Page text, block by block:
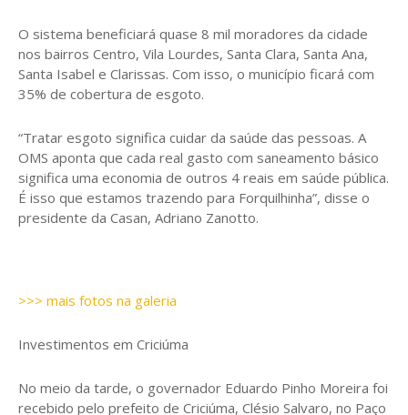
O sistema beneficiará quase 8 mil moradores da cidade
nos bairros Centro, Vila Lourdes, Santa Clara, Santa Ana,
Santa Isabel e Clarissas. Com isso, o município ficará com
35% de cobertura de esgoto.
“Tratar esgoto significa cuidar da saúde das pessoas. A
OMS aponta que cada real gasto com saneamento básico
significa uma economia de outros 4 reais em saúde pública.
É isso que estamos trazendo para Forquilhinha”, disse o
presidente da Casan, Adriano Zanotto.
>>> mais fotos na galeria
Investimentos em Criciúma
No meio da tarde, o governador Eduardo Pinho Moreira foi
recebido pelo prefeito de Criciúma, Clésio Salvaro, no Paço